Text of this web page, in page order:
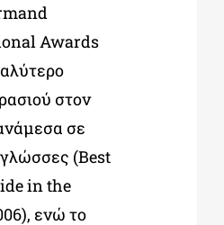
Awards
στον
σε
γλώσσες (Best
in the
ενώ το